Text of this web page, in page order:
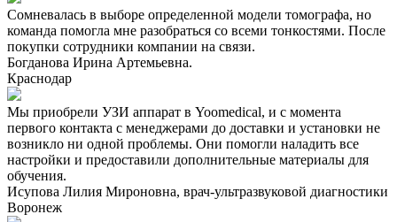
Сомневалась в выборе определенной модели томографа, но
команда помогла мне разобраться со всеми тонкостями. После
покупки сотрудники компании на связи.
Богданова Ирина Артемьевна.
Краснодар
Мы приобрели УЗИ аппарат в Yoomedical, и с момента
первого контакта с менеджерами до доставки и установки не
возникло ни одной проблемы. Они помогли наладить все
настройки и предоставили дополнительные материалы для
обучения.
Исупова Лилия Мироновна, врач-ультразвуковой диагностики
Воронеж